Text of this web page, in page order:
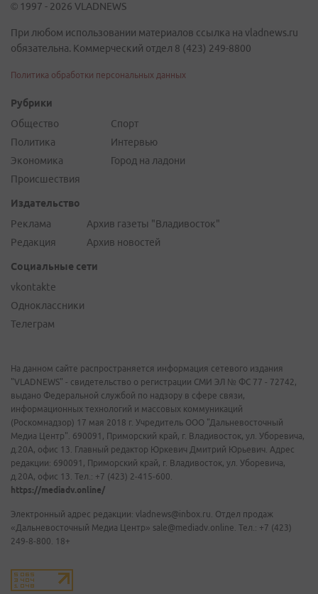
© 1997 - 2026 VLADNEWS
При любом использовании материалов ссылка на vladnews.ru
обязательна. Коммерческий отдел 8 (423) 249-8800
Политика обработки персональных данных
Рубрики
Общество
Политика
Экономика
Происшествия
Спорт
Интервью
Город на ладони
Издательство
Реклама
Редакция
Архив газеты "Владивосток"
Архив новостей
Социальные сети
vkontakte
Одноклассники
Телеграм
На данном сайте распространяется информация сетевого издания
"VLADNEWS" - свидетельство о регистрации СМИ ЭЛ № ФС 77 - 72742,
выдано Федеральной службой по надзору в сфере связи,
информационных технологий и массовых коммуникаций
(Роскомнадзор) 17 мая 2018 г. Учредитель ООО "Дальневосточный
Медиа Центр". 690091, Приморский край, г. Владивосток, ул. Уборевича,
д.20А, офис 13. Главный редактор Юркевич Дмитрий Юрьевич. Адрес
редакции: 690091, Приморский край, г. Владивосток, ул. Уборевича,
д.20А, офис 13. Тел.: +7 (423) 2-415-600.
https://mediadv.online/
Электронный адрес редакции: vladnews@inbox.ru. Отдел продаж
«Дальневосточный Медиа Центр» sale@mediadv.online. Тел.: +7 (423)
249-8-800. 18+